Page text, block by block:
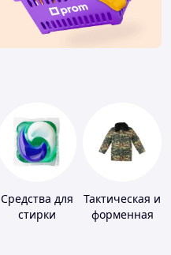
Средства для
стирки
Тактическая и
форменная